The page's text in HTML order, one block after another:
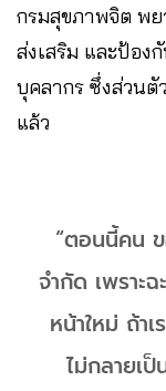
กรมสุขภาพจิต พ
ส่งเสริม และป้อง
บุคลากร ซึ่งส่วนตั
แล้ว
“ตอนนี้คน
จำกัด เพราะ
หน้าใหม่ ถ้า
ไม่กลายเ